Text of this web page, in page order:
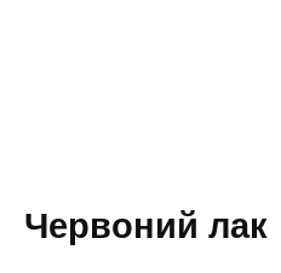
Червоний лак